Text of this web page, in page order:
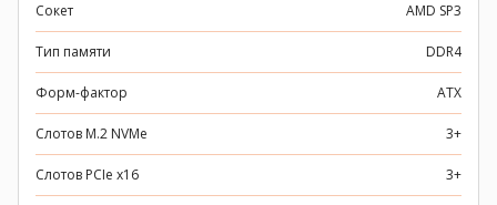
Сокет AMD SP3
Тип памяти DDR4
Форм-фактор ATX
Слотов M.2 NVMe 3+
Слотов PCIe x16 3+